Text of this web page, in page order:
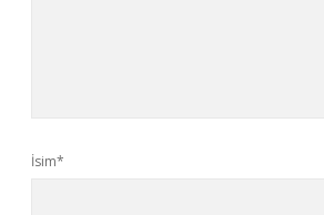
İsim*